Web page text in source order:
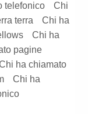
telefonico
Chi
terra
Chi ha
Chi ha
pagine
ha chiamato
Chi ha